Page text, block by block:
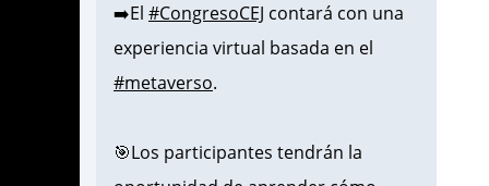
➡️El #CongresoCEJ contará con una
experiencia virtual basada en el
#metaverso.
🎯Los participantes tendrán la